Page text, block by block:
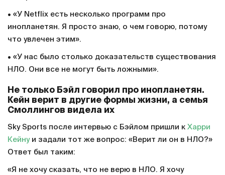
• «У Netflix есть несколько программ про
инопланетян. Я просто знаю, о чем говорю, потому
что увлечен этим».
• «У нас было столько доказательств существования
НЛО. Они все не могут быть ложными».
Не только Бэйл говорил про инопланетян.
Кейн верит в другие формы жизни, а семья
Смоллингов видела их
Sky Sports после интервью с Бэйлом пришли к Харри
Кейнуи задали тот же вопрос: «Верит ли он в НЛО?»
Ответ был таким:
«Я не хочу сказать, что не верю в НЛО. Я хочу